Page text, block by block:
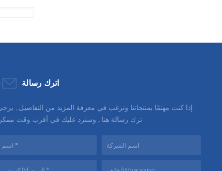
اترك رسالة
إذا كنت مهتمًا بمنتجاتنا وترغب في معرفة المزيد من التفاصيل ,
ترك رسالة هنا , وسنرد عليك في أقرب وقت ممكن .